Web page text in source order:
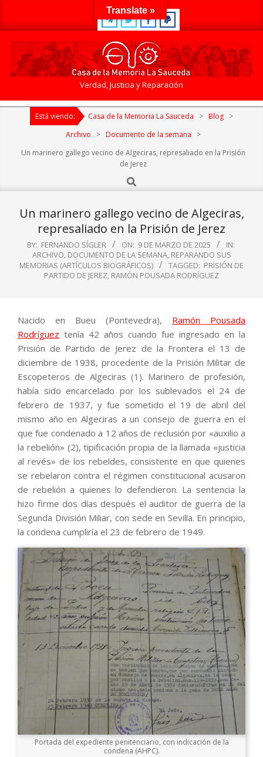
de
Memoria
La
Verdad, Justicia y Reparación
Primary
NavigationEstá viendo: Casa de la Memoria La Sauceda > Blog >
Archivo
> Documento de la semana
>
Un marinero gallego vecino de Algeciras, represaliado en la Prisión
de Jerez
Search
Un marinero gallego vecino de Algeciras,
represaliado en la Prisión de Jerez
BY: FERNANDO SÍGLER ON: 9 DE MARZO DE 2025
IN:
ARCHIVO, DOCUMENTO DE LA SEMANA, REPARANDO SUS
MEMORIAS (ARTÍCULOS BIOGRÁFICOS)
TAGGED: PRISIÓN DE
PARTIDO DE JEREZ, RAMÓN POUSADA RODRÍGUEZ
Nacido en Bueu (Pontevedra), Ramón Pousada
Rodríguez tenía 42 años cuando fue ingresado en la
Prisión de Partido de Jerez de la Frontera el 13 de
diciembre de 1938, procedente de la Prisión Militar de
Escopeteros de Algeciras (1). Marinero de profesión,
había sido encarcelado por los sublevados el 24 de
febrero de 1937, y fue sometido el 19 de abril del
mismo año en Algeciras a un consejo de guerra en el
que fue condenado a 12 años de reclusión por «auxilio a
la rebelión» (2), tipificación propia de la llamada «justicia
al revés» de los rebeldes, consistente en que quienes
se rebelaron contra el régimen constitucional acusaron
de rebelión a quienes lo defendieron. La sentencia la
hizo firme dos días después el auditor de guerra de la
Segunda División Miliar, con sede en Sevilla. En principio,
la condena cumpliría el 23 de febrero de 1949.
Portada del expediente penitenciario, con indicación de la
condena (AHPC).
Translate »